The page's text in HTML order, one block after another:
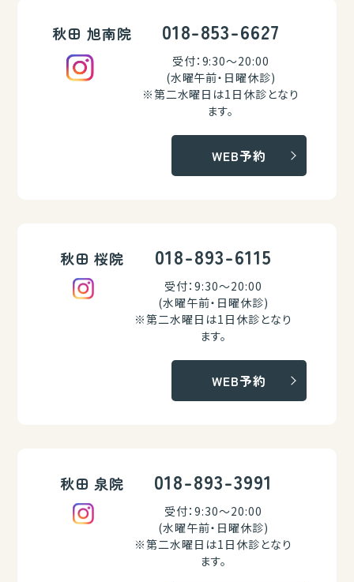
秋田 旭南院 018-853-6627
受付：9:30～20:00
(水曜午前・日曜休診)
※第二水曜日は1日休診となり
ます。
WEB予約
秋田 桜院 018-893-6115
受付：9:30～20:00
(水曜午前・日曜休診)
※第二水曜日は1日休診となり
ます。
WEB予約
秋田 泉院 018-893-3991
受付：9:30～20:00
(水曜午前・日曜休診)
※第二水曜日は1日休診となり
ます。